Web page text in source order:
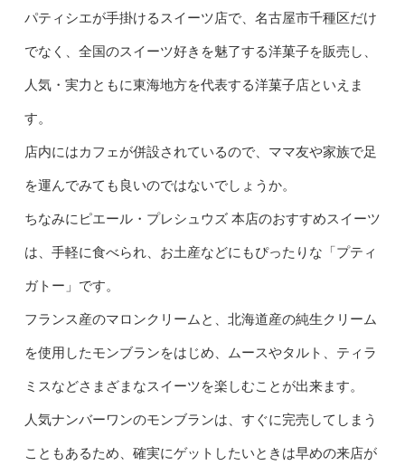
パティシエが手掛けるスイーツ店で、名古屋市千種区だけ
でなく、全国のスイーツ好きを魅了する洋菓子を販売し、
人気・実力ともに東海地方を代表する洋菓子店といえま
す。
店内にはカフェが併設されているので、ママ友や家族で足
を運んでみても良いのではないでしょうか。
ちなみにピエール・プレシュウズ 本店のおすすめスイーツ
は、手軽に食べられ、お土産などにもぴったりな「プティ
ガトー」です。
フランス産のマロンクリームと、北海道産の純生クリーム
を使用したモンブランをはじめ、ムースやタルト、ティラ
ミスなどさまざまなスイーツを楽しむことが出来ます。
人気ナンバーワンのモンブランは、すぐに完売してしまう
こともあるため、確実にゲットしたいときは早めの来店が